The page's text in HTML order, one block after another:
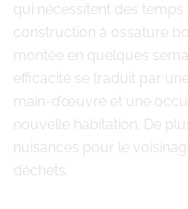
qui nécessitent des
construction à ossature
montée en quelques
efficacité se traduit par
main-d’œuvre et une
nouvelle habitation. De
nuisances pour le
déchets.